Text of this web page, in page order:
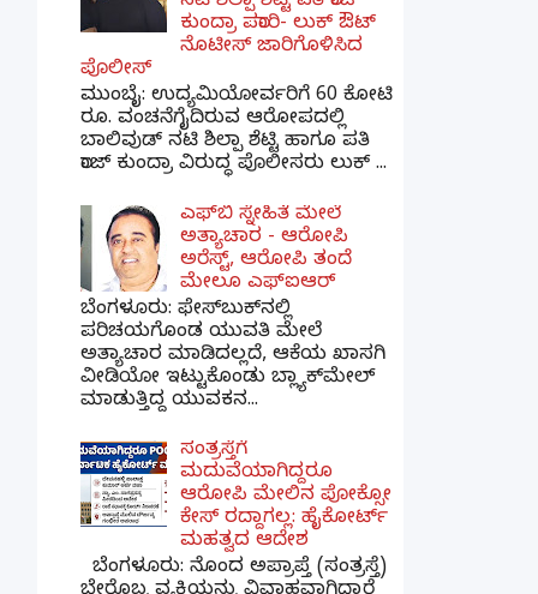
ಕುಂದ್ರಾ ಪರಾರಿ- ಲುಕ್ ಔಟ್
ನೊಟೀಸ್ ಜಾರಿಗೊಳಿಸಿದ
ಪೊಲೀಸ್
ಮುಂಬೈ: ಉದ್ಯಮಿಯೋರ್ವರಿಗೆ 60 ಕೋಟಿ
ರೂ. ವಂಚನೆಗೈದಿರುವ ಆರೋಪದಲ್ಲಿ
ಬಾಲಿವುಡ್ ನಟಿ ಶಿಲ್ಪಾ ಶೆಟ್ಟಿ ಹಾಗೂ ಪತಿ
ರಾಜ್ ಕುಂದ್ರಾ ವಿರುದ್ಧ ಪೊಲೀಸರು ಲುಕ್ ...
ಎಫ್‌ಬಿ ಸ್ನೇಹಿತೆ ಮೇಲೆ
ಅತ್ಯಾಚಾರ - ಆರೋಪಿ
ಅರೆಸ್ಟ್, ಆರೋಪಿ ತಂದೆ
ಮೇಲೂ ಎಫ್ಐಆರ್
ಬೆಂಗಳೂರು: ಫೇಸ್‌ಬುಕ್‌ನಲ್ಲಿ
ಪರಿಚಯಗೊಂಡ ಯುವತಿ ಮೇಲೆ
ಅತ್ಯಾಚಾರ ಮಾಡಿದಲ್ಲದೆ, ಆಕೆಯ ಖಾಸಗಿ
ವೀಡಿಯೋ ಇಟ್ಟುಕೊಂಡು ಬ್ಲ್ಯಾಕ್‌ಮೇಲ್
ಮಾಡುತ್ತಿದ್ದ ಯುವಕನ...
ಸಂತ್ರಸ್ತೆಗೆ
ಮದುವೆಯಾಗಿದ್ದರೂ
ಆರೋಪಿ ಮೇಲಿನ ಪೋಕ್ಸೋ
ಕೇಸ್ ರದ್ದಾಗಲ್ಲ: ಹೈಕೋರ್ಟ್
ಮಹತ್ವದ ಆದೇಶ
ಬೆಂಗಳೂರು: ನೊಂದ ಅಪ್ರಾಪ್ತೆ (ಸಂತ್ರಸ್ತೆ)